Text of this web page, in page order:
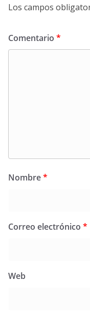
Los campos
Comentario *
Nombre*
Correo electrónico *
Web